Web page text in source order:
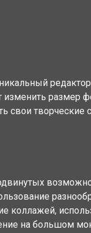
размер
свои творческие
коллажей,
на большом